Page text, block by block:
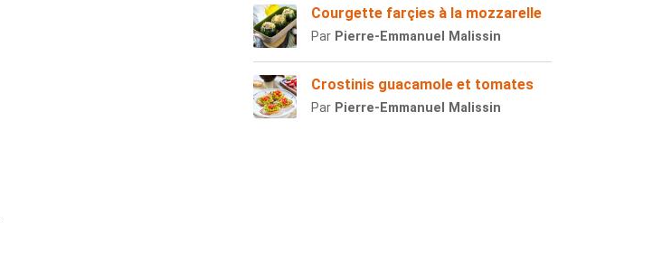
Courgette farçies à la mozzarelle
Par Pierre-Emmanuel Malissin
Crostinis guacamole et tomates
Par Pierre-Emmanuel Malissin